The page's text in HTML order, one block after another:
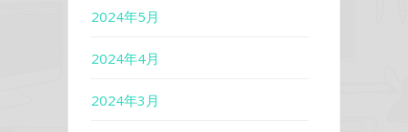
2024年5月
2024年4月
2024年3月